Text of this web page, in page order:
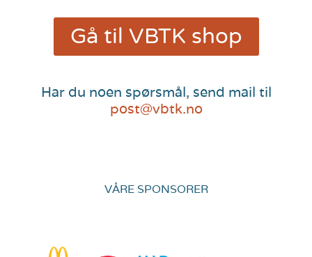
Gå til VBTK shop
Har du noen spørsmål, send mail til
post@vbtk.no
VÅRE SPONSORER